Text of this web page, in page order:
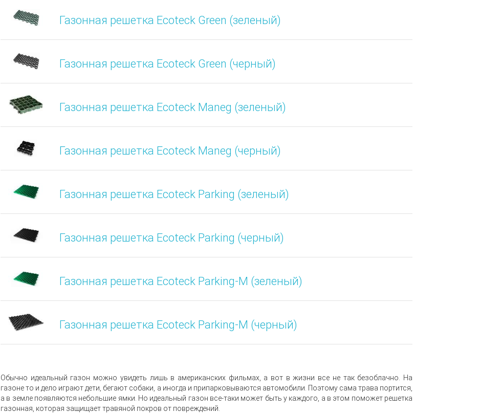
Газонная решетка Ecoteck Green (зеленый)
Газонная решетка Ecoteck Green (черный)
Газонная решетка Ecoteck Maneg (зеленый)
Газонная решетка Ecoteck Maneg (черный)
Газонная решетка Ecoteck Parking (зеленый)
Газонная решетка Ecoteck Parking (черный)
Газонная решетка Ecoteck Parking-M (зеленый)
Газонная решетка Ecoteck Parking-M (черный)
Обычно идеальный газон можно увидеть лишь в американских фильмах, а вот в жизни все не так безоблачно. На
газоне то и дело играют дети, бегают собаки, а иногда и припарковываются автомобили. Поэтому сама трава портится,
а в земле появляются небольшие ямки. Но идеальный газон все-таки может быть у каждого, а в этом поможет решетка
газонная, которая защищает травяной покров от повреждений.